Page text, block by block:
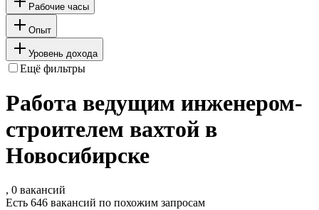
Рабочие часы
Опыт
Уровень дохода
Ещё фильтры
Работа ведущим инженером-
строителем вахтой в
Новосибирске
, 0 вакансий
Есть 646 вакансий по похожим запросам